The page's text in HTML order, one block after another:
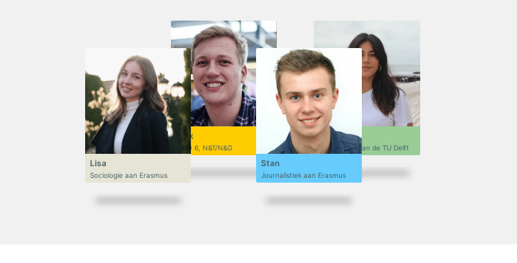
Niek
VWO 6, N&T/N&G
Lisa
Sociologie aan Erasmus
Sofi
Ontwerpen aan de TU Delft
Stan
Journalistiek aan Erasmus